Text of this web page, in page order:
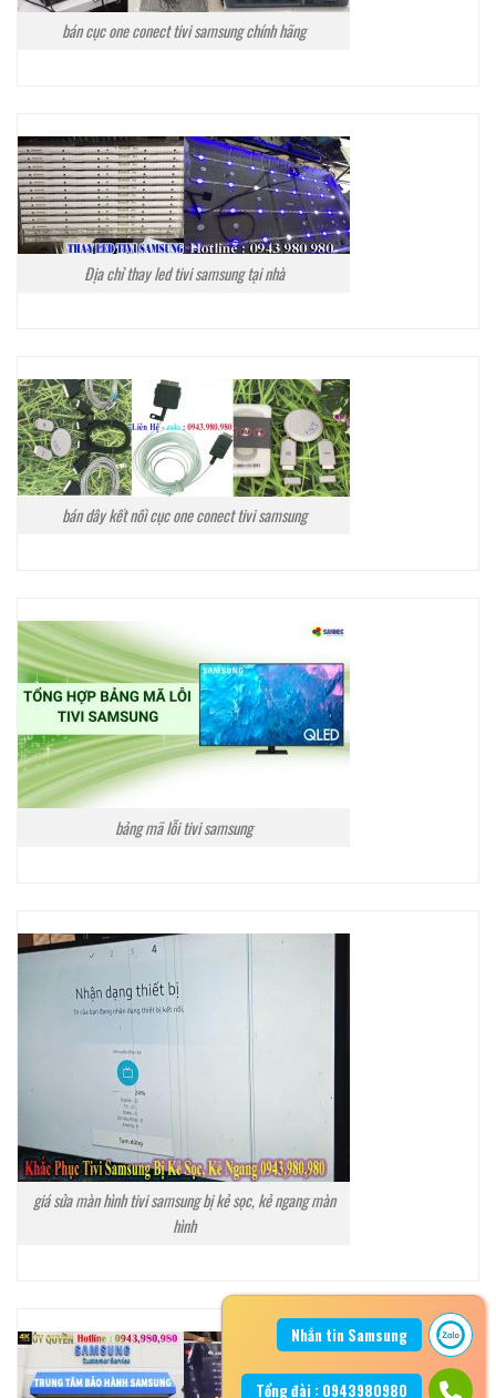
bán cục one conect tivi samsung chính hãng
Địa chỉ thay led tivi samsung tại nhà
bán dây kết nối cục one conect tivi samsung
bảng mã lỗi tivi samsung
giá sửa màn hình tivi samsung bị kẻ sọc, kẻ ngang màn
hình
Nhắn tin Samsung
Tổng đài : 0943980980